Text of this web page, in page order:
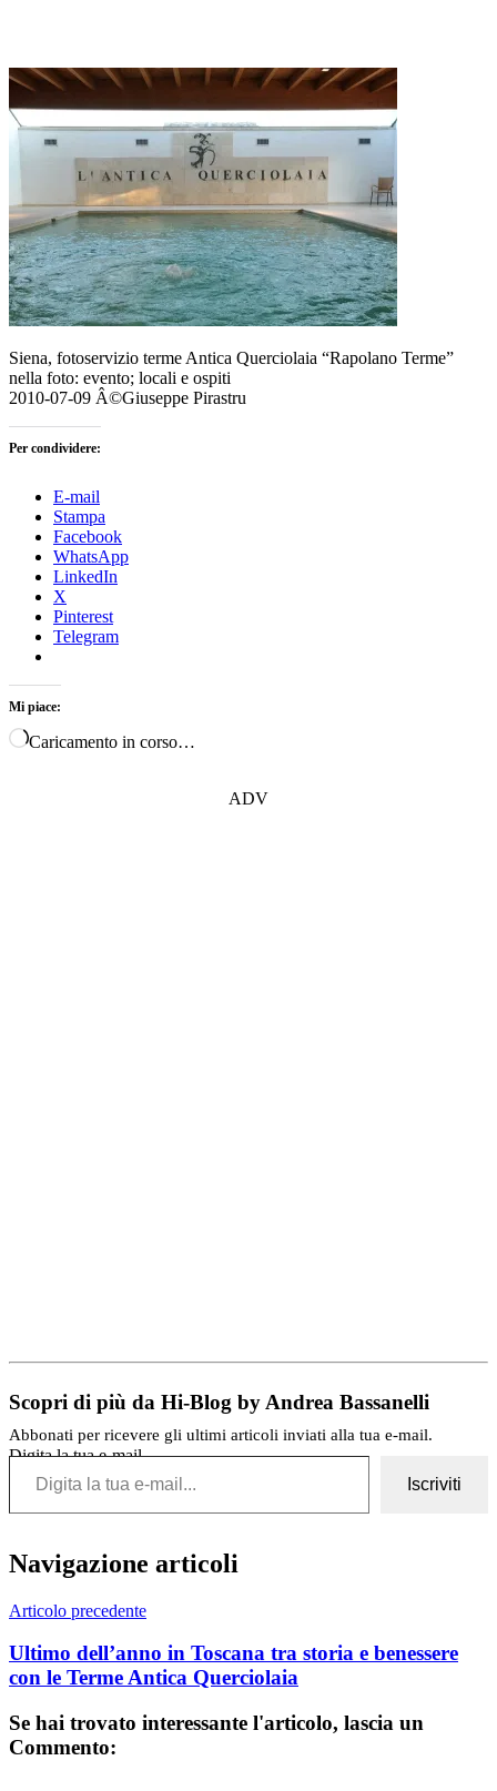
Siena, fotoservizio terme Antica Querciolaia “Rapolano Terme”
nella foto: evento; locali e ospiti
2010-07-09 Â©Giuseppe Pirastru
Per condividere:
E-mail
Stampa
Facebook
WhatsApp
LinkedIn
X
Pinterest
Telegram
Mi piace:
Caricamento in corso…
ADV
Scopri di più da Hi-Blog by Andrea Bassanelli
Abbonati per ricevere gli ultimi articoli inviati alla tua e-mail.
Digita la tua e-mail...
Iscriviti
Navigazione articoli
Articolo precedente
Ultimo dell’anno in Toscana tra storia e benessere
con le Terme Antica Querciolaia
Se hai trovato interessante l'articolo, lascia un
Commento: